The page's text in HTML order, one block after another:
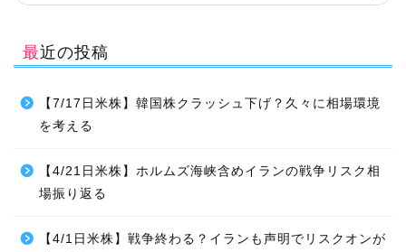
最近の投稿
【7/17日米株】韓国株クラッシュ下げ？久々に相場環境
を考える
【4/21日米株】ホルムズ海峡含めイランの戦争リスク相
場振り返る
【4/1日米株】戦争終わる？イランも声明でリスクオンが